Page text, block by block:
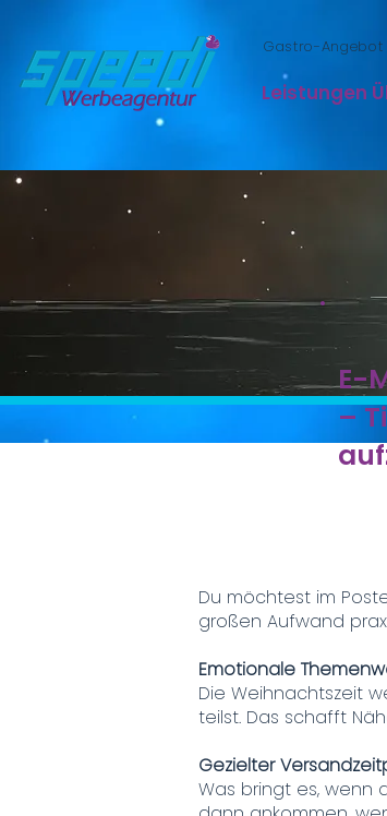
Gastro-Angebot
Leistungen
Du möchtest im
großen Aufwand
Emotionale
Die Weihnachtszeit
teilst. Das schafft
Gezielter
Was bringt es, wenn
E-
–